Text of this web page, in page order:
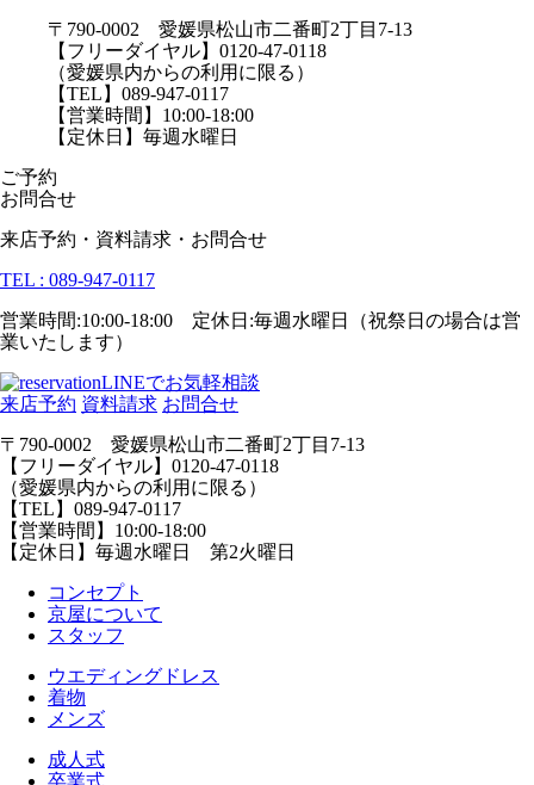
〒790-0002 愛媛県松山市二番町2丁目7-13
【フリーダイヤル】0120-47-0118
（愛媛県内からの利用に限る）
【TEL】089-947-0117
【営業時間】10:00-18:00
【定休日】毎週水曜日
ご予約
お問合せ
来店予約・資料請求・お問合せ
TEL : 089-947-0117
営業時間:10:00-18:00 定休日:毎週水曜日（祝祭日の場合は営
業いたします）
LINEでお気軽相談
来店予約 資料請求 お問合せ
〒790-0002 愛媛県松山市二番町2丁目7-13
【フリーダイヤル】0120-47-0118
（愛媛県内からの利用に限る）
【TEL】089-947-0117
【営業時間】10:00-18:00
【定休日】毎週水曜日 第2火曜日
コンセプト
京屋について
スタッフ
ウエディングドレス
着物
メンズ
成人式
卒業式